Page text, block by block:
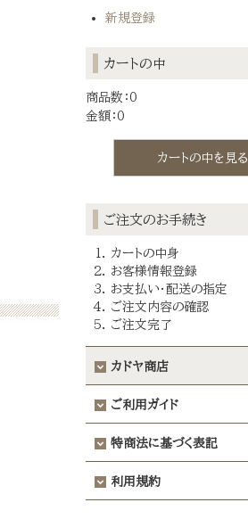
新規登録
カートの中
商品数：0
金額：0
カートの中を見る
ご注文のお手続き
カートの中身
お客様情報登録
お支払い・配送の指定
ご注文内容の確認
ご注文完了
カドヤ商店
ご利用ガイド
特商法に基づく表記
利用規約